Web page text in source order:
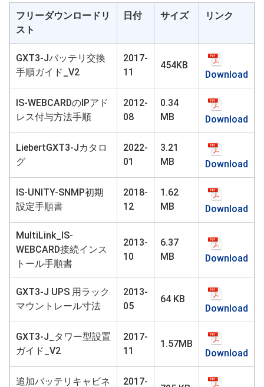
フリーダウンロードリ
スト
日付 サイズ リンク
GXT3-Jバッテリ交換
手順ガイド_V2
2017-
11
454KB
Download
IS-WEBCARDのIPアド
レス付与方法手順
2012-
08
0.34
MB
Download
LiebertGXT3-Jカタロ
グ
2022-
01
3.21
MB
Download
IS-UNITY-SNMP初期
設定手順書
2018-
12
1.62
MB
Download
MultiLink_IS-
WEBCARD接続インス
トール手順書
2013-
10
6.37
MB
Download
GXT3-J UPS 用ラック
マウントレール寸法
2013-
05
64 KB
Download
GXT3-J_タワー型設置
ガイド_V2
2017-
11
1.57MB
Download
追加バッテリキャビネ
2017-